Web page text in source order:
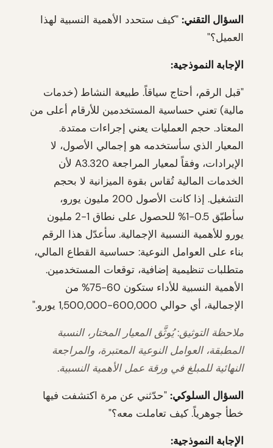
السؤال التقني: "كيف ستحدد الأهمية النسبية لهذا
العميل؟"
الإجابة النموذجية:
"قبل الرقم، أحتاج سياقاً. طبيعة النشاط (خدمات
مالية) تعني حساسية المستخدمين للأرقام أعلى من
المعتاد. حجم العمليات يعني إجراءات ممتدة.
المعيار الذي سأستخدمه هو إجمالي الأصول، لا
الإيرادات، وفقاً لمعيار المراجعة 320.A3 لأن
الخدمات المالية تُقاس بقوة الميزانية لا بحجم
التشغيل. إذا كانت الأصول 200 مليون يورو،
سأطبّق 0.5-1% للحصول على نطاق 1-2 مليون
يورو للأهمية النسبية الإجمالية. سأعدّل هذا الرقم
بناء على العوامل النوعية: حساسية القطاع المالي،
متطلبات تنظيمية إضافية، توقعات المستخدمين.
الأهمية النسبية للأداء ستكون 60-75% من
الإجمالية، أي حوالي 600,000-1,500,000 يورو."
ملاحظة التوثيق: يُوثَّق المعيار المختار، النسبة
المطبقة، العوامل النوعية المعتبرة، والمراجعة
النهائية للمبلغ في ورقة عمل الأهمية النسبية.
السؤال السلوكي: "حدّثني عن مرة اكتشفت فيها
خطأ جوهرياً. كيف تعاملت معه؟"
الإجابة النموذجية: